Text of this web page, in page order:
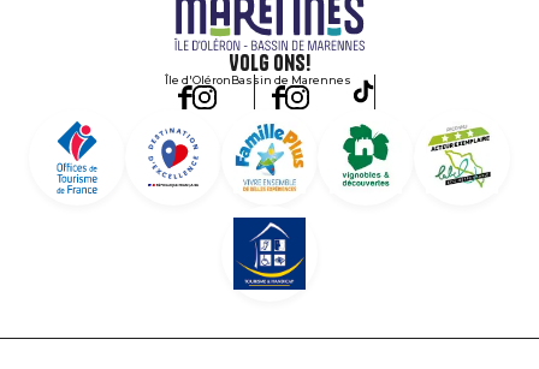
Volg ons!
Île d'OléronBassin de Marennes